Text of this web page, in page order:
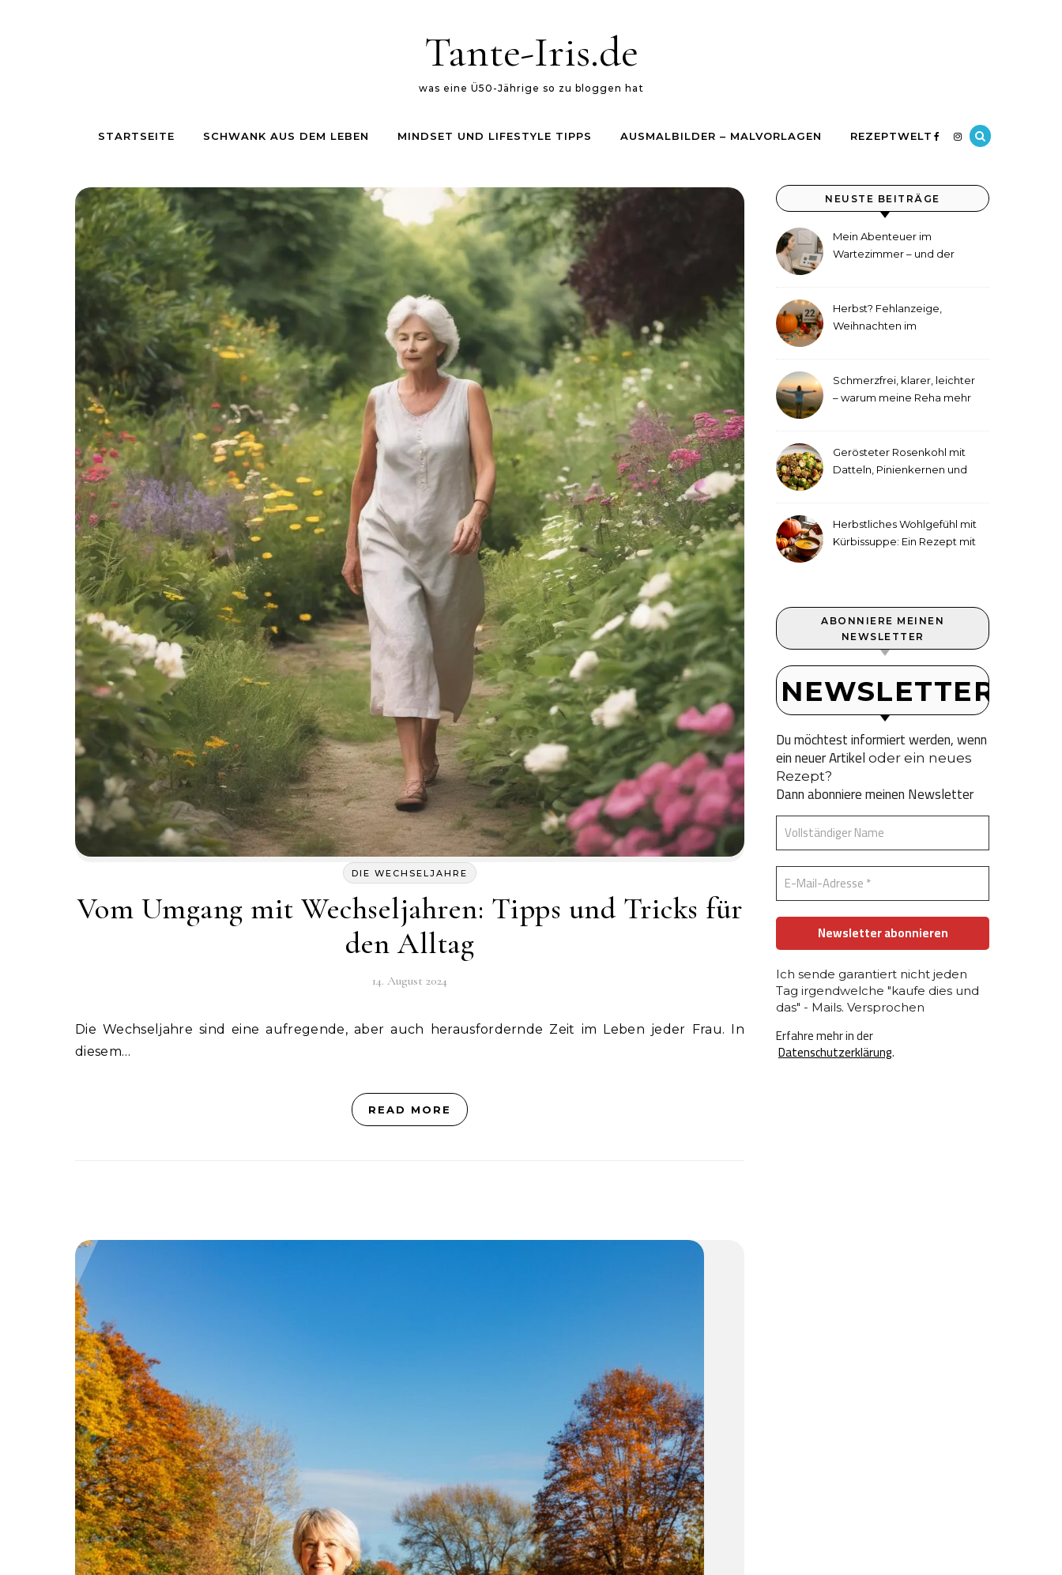
Tante-Iris.de
was eine Ü50-Jährige so zu bloggen hat
STARTSEITE SCHWANK AUS DEM LEBEN MINDSET UND LIFESTYLE TIPPS AUSMALBILDER – MALVORLAGEN REZEPTWELT
DIE WECHSELJAHRE
Vom Umgang mit Wechseljahren: Tipps und Tricks für
den Alltag
14. August 2024
Die Wechseljahre sind eine aufregende, aber auch herausfordernde Zeit im Leben jeder Frau. In
diesem…
READ MORE
NEUSTE BEITRÄGE
Mein Abenteuer im
Wartezimmer – und der
Herbst? Fehlanzeige,
Weihnachten im
Schmerzfrei, klarer, leichter
– warum meine Reha mehr
Gerösteter Rosenkohl mit
Datteln, Pinienkernen und
Herbstliches Wohlgefühl mit
Kürbissuppe: Ein Rezept mit
ABONNIERE MEINEN
NEWSLETTER
NEWSLETTER
Du möchtest informiert werden, wenn
ein neuer Artikel oder ein neues
Rezept?
Dann abonniere meinen Newsletter
Ich sende garantiert nicht jeden
Tag irgendwelche "kaufe dies und
das" - Mails. Versprochen
Erfahre mehr in der
Datenschutzerklärung.